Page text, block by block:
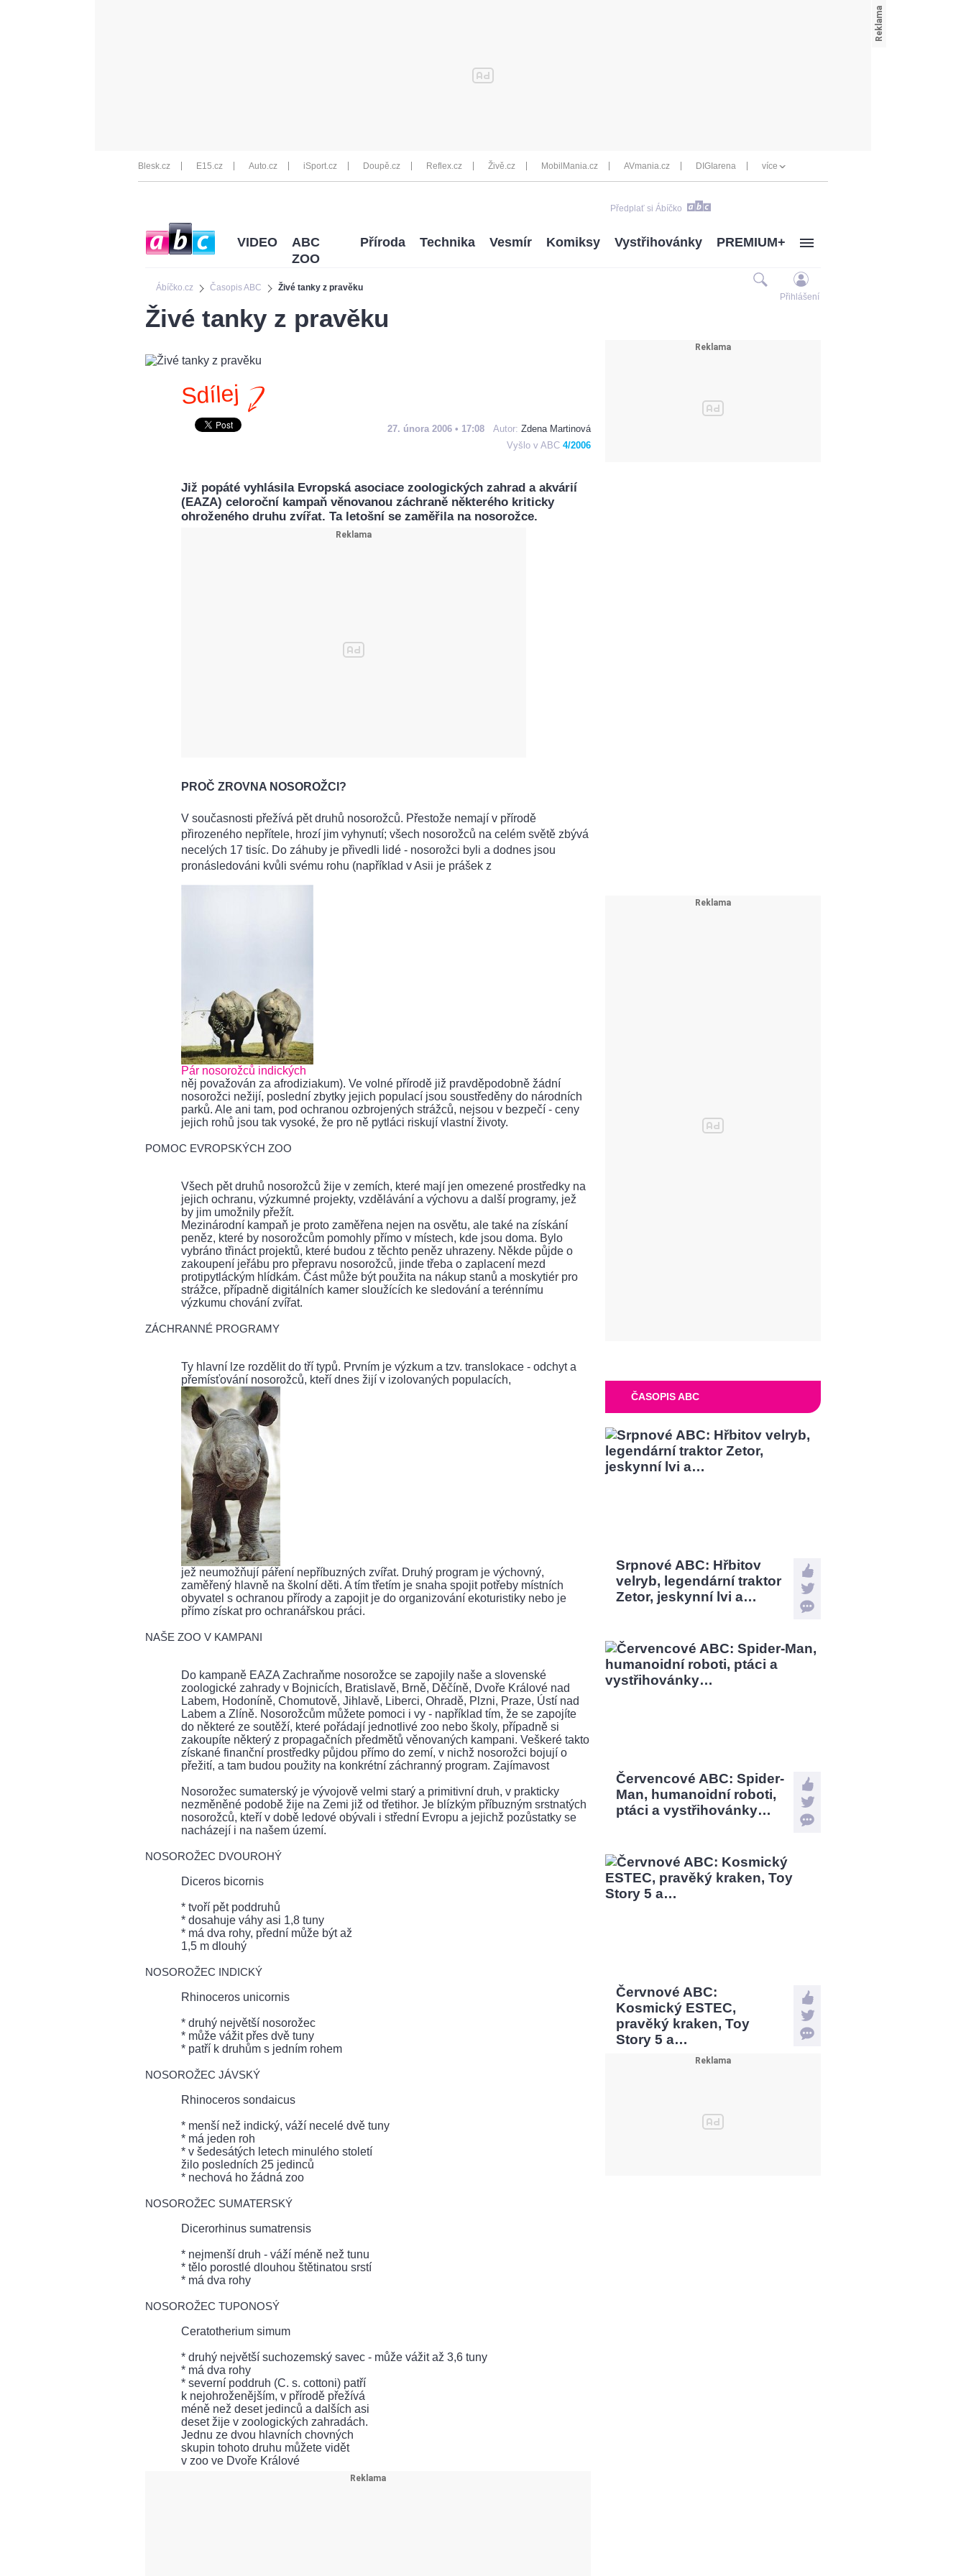
Blesk.cz E15.cz Auto.cz iSport.cz Doupě.cz Reflex.cz Živě.cz MobilMania.cz AVmania.cz DIGIarena více
Předplať si Ábíčko
Ábíčko.cz Časopis ABC Živé tanky z pravěku
VIDEO
ABC
ZOO
Příroda Technika Vesmír Komiksy Vystřihovánky PREMIUM+
Přihlášení
Živé tanky z pravěku
Sdílej
27. února 2006 • 17:08 Autor: Zdena Martinová
Vyšlo v ABC 4/2006
Již popáté vyhlásila Evropská asociace zoologických zahrad a akvárií
(EAZA) celoroční kampaň věnovanou záchraně některého kriticky
ohroženého druhu zvířat. Ta letošní se zaměřila na nosorožce.
PROČ ZROVNA NOSOROŽCI?
V současnosti přežívá pět druhů nosorožců. Přestože nemají v přírodě
přirozeného nepřítele, hrozí jim vyhynutí; všech nosorožců na celém světě zbývá
necelých 17 tisíc. Do záhuby je přivedli lidé - nosorožci byli a dodnes jsou
pronásledováni kvůli svému rohu (například v Asii je prášek z
Pár nosorožců indických
něj považován za afrodiziakum). Ve volné přírodě již pravděpodobně žádní
nosorožci nežijí, poslední zbytky jejich populací jsou soustředěny do národních
parků. Ale ani tam, pod ochranou ozbrojených strážců, nejsou v bezpečí - ceny
jejich rohů jsou tak vysoké, že pro ně pytláci riskují vlastní životy.
POMOC EVROPSKÝCH ZOO
Všech pět druhů nosorožců žije v zemích, které mají jen omezené prostředky na
jejich ochranu, výzkumné projekty, vzdělávání a výchovu a další programy, jež
by jim umožnily přežít.
Mezinárodní kampaň je proto zaměřena nejen na osvětu, ale také na získání
peněz, které by nosorožcům pomohly přímo v místech, kde jsou doma. Bylo
vybráno třináct projektů, které budou z těchto peněz uhrazeny. Někde půjde o
zakoupení jeřábu pro přepravu nosorožců, jinde třeba o zaplacení mezd
protipytláckým hlídkám. Část může být použita na nákup stanů a moskytiér pro
strážce, případně digitálních kamer sloužících ke sledování a terénnímu
výzkumu chování zvířat.
ZÁCHRANNÉ PROGRAMY
Ty hlavní lze rozdělit do tří typů. Prvním je výzkum a tzv. translokace - odchyt a
přemísťování nosorožců, kteří dnes žijí v izolovaných populacích,
jež neumožňují páření nepříbuzných zvířat. Druhý program je výchovný,
zaměřený hlavně na školní děti. A tím třetím je snaha spojit potřeby místních
obyvatel s ochranou přírody a zapojit je do organizování ekoturistiky nebo je
přímo získat pro ochranářskou práci.
NAŠE ZOO V KAMPANI
Do kampaně EAZA Zachraňme nosorožce se zapojily naše a slovenské
zoologické zahrady v Bojnicích, Bratislavě, Brně, Děčíně, Dvoře Králové nad
Labem, Hodoníně, Chomutově, Jihlavě, Liberci, Ohradě, Plzni, Praze, Ústí nad
Labem a Zlíně. Nosorožcům můžete pomoci i vy - například tím, že se zapojíte
do některé ze soutěží, které pořádají jednotlivé zoo nebo školy, případně si
zakoupíte některý z propagačních předmětů věnovaných kampani. Veškeré takto
získané finanční prostředky půjdou přímo do zemí, v nichž nosorožci bojují o
přežití, a tam budou použity na konkrétní záchranný program. Zajímavost
Nosorožec sumaterský je vývojově velmi starý a primitivní druh, v prakticky
nezměněné podobě žije na Zemi již od třetihor. Je blízkým příbuzným srstnatých
nosorožců, kteří v době ledové obývali i střední Evropu a jejichž pozůstatky se
nacházejí i na našem území.
NOSOROŽEC DVOUROHÝ
Diceros bicornis
* tvoří pět poddruhů
* dosahuje váhy asi 1,8 tuny
* má dva rohy, přední může být až
1,5 m dlouhý
NOSOROŽEC INDICKÝ
Rhinoceros unicornis
* druhý největší nosorožec
* může vážit přes dvě tuny
* patří k druhům s jedním rohem
NOSOROŽEC JÁVSKÝ
Rhinoceros sondaicus
* menší než indický, váží necelé dvě tuny
* má jeden roh
* v šedesátých letech minulého století
žilo posledních 25 jedinců
* nechová ho žádná zoo
NOSOROŽEC SUMATERSKÝ
Dicerorhinus sumatrensis
* nejmenší druh - váží méně než tunu
* tělo porostlé dlouhou štětinatou srstí
* má dva rohy
NOSOROŽEC TUPONOSÝ
Ceratotherium simum
* druhý největší suchozemský savec - může vážit až 3,6 tuny
* má dva rohy
* severní poddruh (C. s. cottoni) patří
k nejohroženějším, v přírodě přežívá
méně než deset jedinců a dalších asi
deset žije v zoologických zahradách.
Jednu ze dvou hlavních chovných
skupin tohoto druhu můžete vidět
v zoo ve Dvoře Králové
ČASOPIS ABC
Srpnové ABC: Hřbitov
velryb, legendární traktor
Zetor, jeskynní lvi a…
Červencové ABC: Spider-
Man, humanoidní roboti,
ptáci a vystřihovánky…
Červnové ABC:
Kosmický ESTEC,
pravěký kraken, Toy
Story 5 a…